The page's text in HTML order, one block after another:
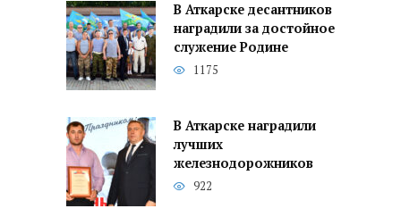
В Аткарске десантников
наградили за достойное
служение Родине
1175
В Аткарске наградили
лучших
железнодорожников
922